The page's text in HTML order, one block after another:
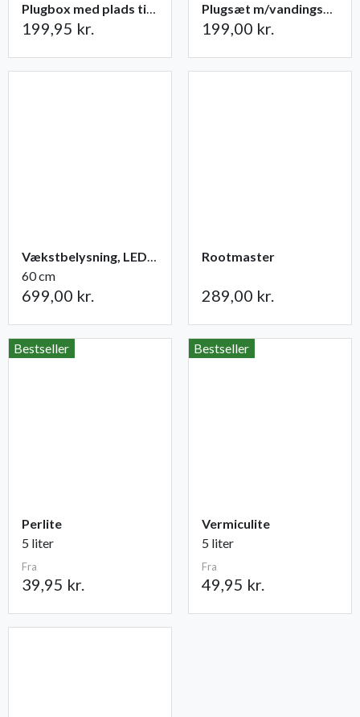
Plugbox med plads til 49 planter
199,95 kr.
Plugsæt m/vandingsmåtte 84 celler
199,00 kr.
Vækstbelysning, LED-panel 15 W med adapter
60 cm
699,00 kr.
Rootmaster
289,00 kr.
Bestseller
Perlite
5 liter
Fra
39,95 kr.
Bestseller
Vermiculite
5 liter
Fra
49,95 kr.